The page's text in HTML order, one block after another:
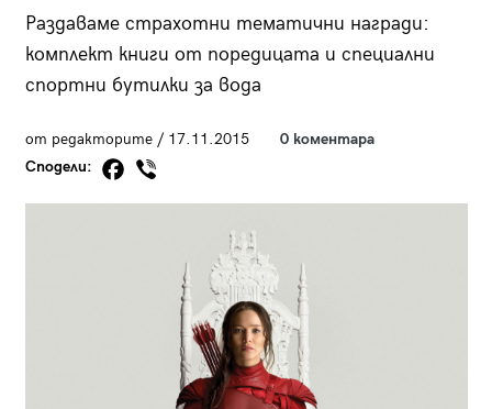
Раздаваме страхотни тематични награди:
комплект книги от поредицата и специални
спортни бутилки за вода
от редакторите / 17.11.2015
0 коментара
Сподели: